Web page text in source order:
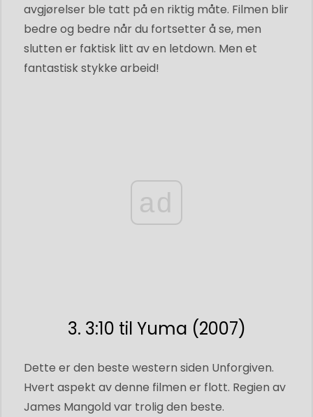
avgjørelser ble tatt på en riktig måte. Filmen blir
bedre og bedre når du fortsetter å se, men
slutten er faktisk litt av en letdown. Men et
fantastisk stykke arbeid!
ad
3. 3:10 til Yuma (2007)
Dette er den beste western siden Unforgiven.
Hvert aspekt av denne filmen er flott. Regien av
James Mangold var trolig den beste.